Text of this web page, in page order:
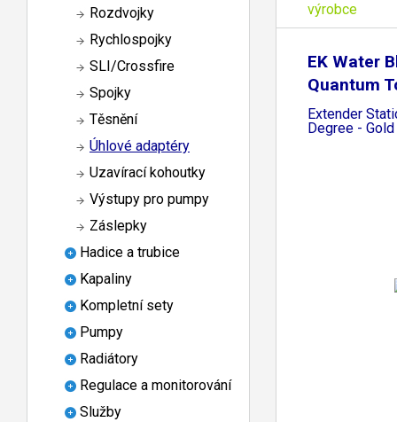
Rozdvojky
Rychlospojky
SLI/Crossfire
Spojky
Těsnění
Úhlové adaptéry
Uzavírací kohoutky
Výstupy pro pumpy
Záslepky
Hadice a trubice
Kapaliny
Kompletní sety
Pumpy
Radiátory
Regulace a monitorování
Služby
výrobce
EK Water
Quantum
Extender
Degree - Gold